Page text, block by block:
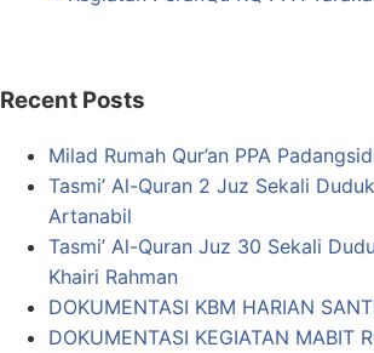
Recent Posts
Milad Rumah Qur’an PPA
Tasmi’ Al-Quran 2 Juz Sekali
Artanabil
Tasmi’ Al-Quran Juz 30 Sekali
Khairi Rahman
DOKUMENTASI KBM HARIAN
DOKUMENTASI KEGIATAN MABIT